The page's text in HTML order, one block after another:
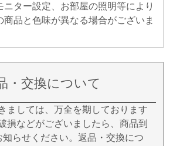
ニター設定、お部屋の照明等により
商品と色味が異なる場合がございま
・交換について
ましては、万全を期しております
損などがございましたら、商品到
らせください。返品・交換につ